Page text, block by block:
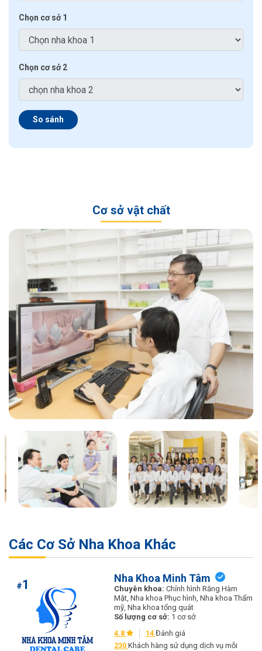
Chọn cơ sở 1
Chọn cơ sở 2
So sánh
Cơ sở vật chất
Các Cơ Sở Nha Khoa Khác
#1 Nha Khoa Minh Tâm
Chuyên khoa: Chỉnh hình Răng Hàm
Mặt, Nha khoa Phục hình, Nha khoa Thẩm
mỹ, Nha khoa tổng quát
Số lượng cơ sở: 1 cơ sở
4.8
14 Đánh giá
230 Khách hàng sử dụng dịch vụ mỗi